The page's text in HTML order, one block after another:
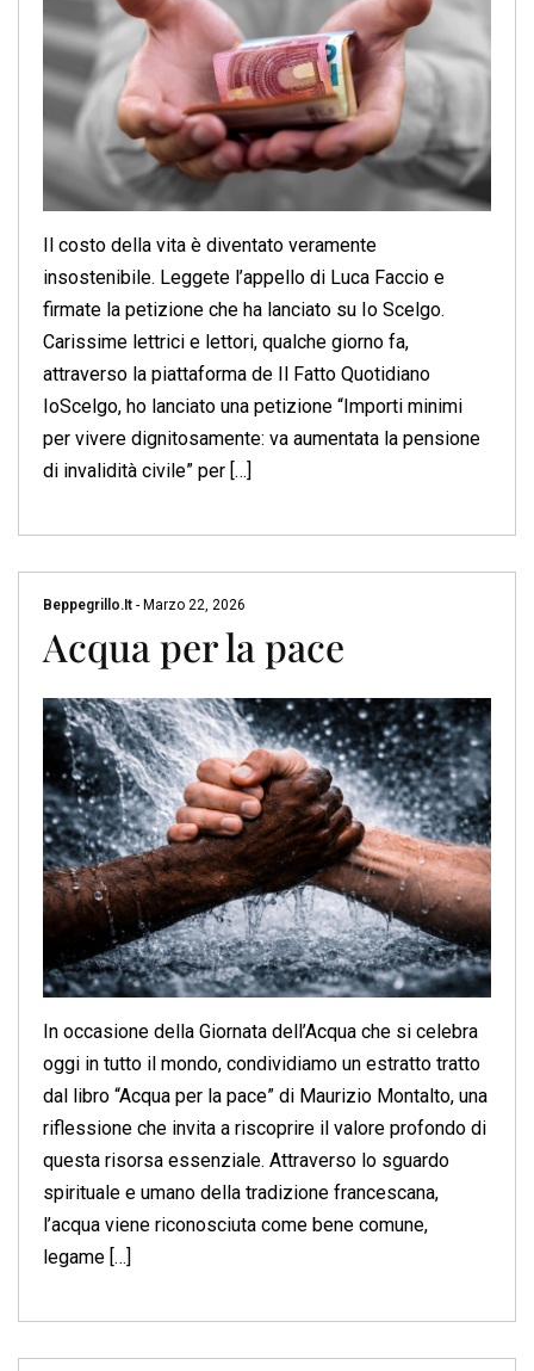
Il costo della vita è diventato veramente
insostenibile. Leggete l’appello di Luca Faccio e
firmate la petizione che ha lanciato su Io Scelgo.
Carissime lettrici e lettori, qualche giorno fa,
attraverso la piattaforma de Il Fatto Quotidiano
IoScelgo, ho lanciato una petizione “Importi minimi
per vivere dignitosamente: va aumentata la pensione
di invalidità civile” per […]
Beppegrillo.it - Marzo 22, 2026
Acqua per la pace
In occasione della Giornata dell’Acqua che si celebra
oggi in tutto il mondo, condividiamo un estratto tratto
dal libro “Acqua per la pace” di Maurizio Montalto, una
riflessione che invita a riscoprire il valore profondo di
questa risorsa essenziale. Attraverso lo sguardo
spirituale e umano della tradizione francescana,
l’acqua viene riconosciuta come bene comune,
legame […]